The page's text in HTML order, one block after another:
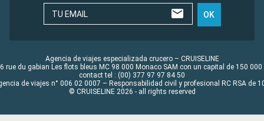
TU EMAIL OK
Agencia de viajes especializada crucero – CRUISELINE
rue du gabian Les flots bleus MC 98 000 Monaco SAM con un capital de 150 000
contact tel : (00) 377 97 97 84 50
de viajes n° 006 02 0007 – Responsabilidad civil y profesional RC RSA de
© CRUISELINE 2026 - all rights reserved